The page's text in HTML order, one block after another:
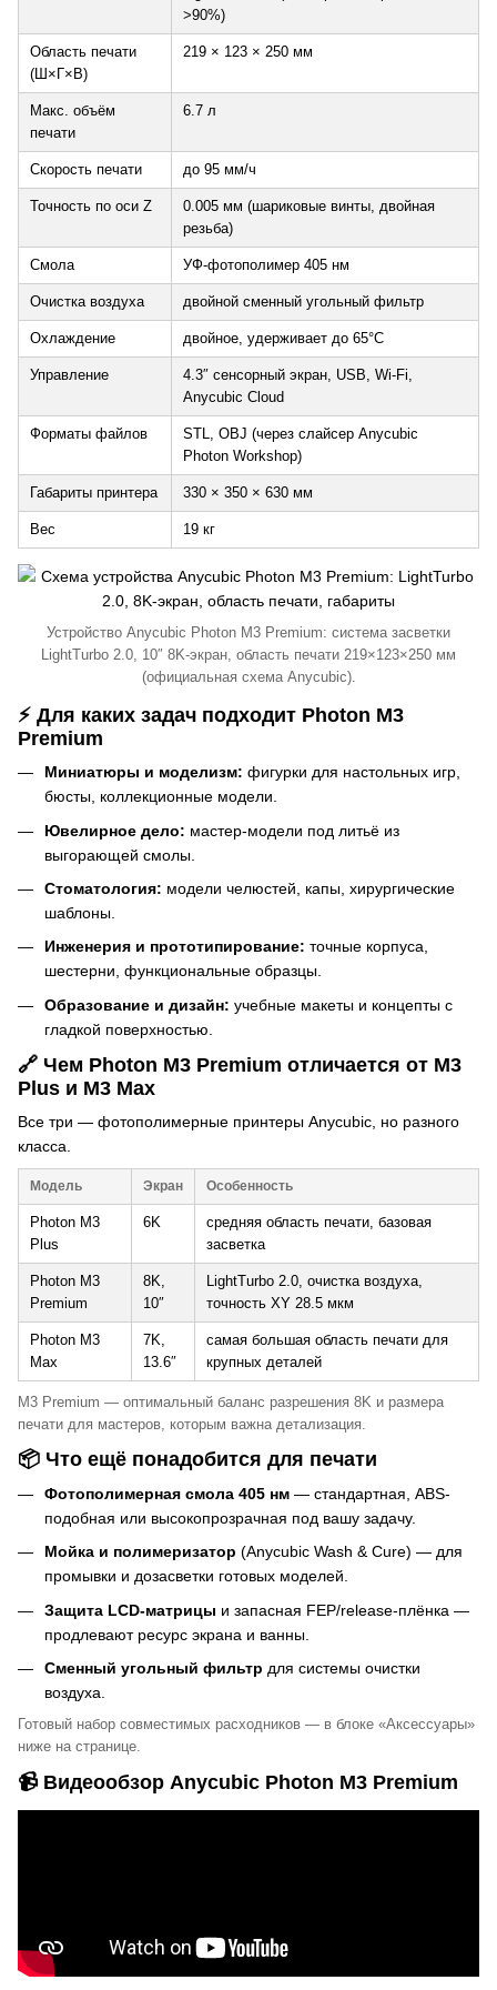
>90%)
Область печати
(Ш×Г×В)
219 × 123 × 250 мм
Макс. объём
печати
6.7 л
Скорость печати до 95 мм/ч
Точность по оси Z
0.005 мм (шариковые винты, двойная
резьба)
Смола УФ-фотополимер 405 нм
Очистка воздуха двойной сменный угольный фильтр
Охлаждение двойное, удерживает до 65°C
Управление
4.3″ сенсорный экран, USB, Wi-Fi,
Anycubic Cloud
Форматы файлов
STL, OBJ (через слайсер Anycubic
Photon Workshop)
Габариты принтера 330 × 350 × 630 мм
Вес 19 кг
Устройство Anycubic Photon M3 Premium: система засветки
LightTurbo 2.0, 10″ 8K-экран, область печати 219×123×250 мм
(официальная схема Anycubic).
⚡ Для каких задач подходит Photon M3
Premium
Миниатюры и моделизм: фигурки для настольных игр,
бюсты, коллекционные модели.
Ювелирное дело: мастер-модели под литьё из
выгорающей смолы.
Стоматология: модели челюстей, капы, хирургические
шаблоны.
Инженерия и прототипирование: точные корпуса,
шестерни, функциональные образцы.
Образование и дизайн: учебные макеты и концепты с
гладкой поверхностью.
🔗 Чем Photon M3 Premium отличается от M3
Plus и M3 Max
Все три — фотополимерные принтеры Anycubic, но разного
класса.
Модель Экран Особенность
Photon M3
Plus
6K
средняя область печати, базовая
засветка
Photon M3
Premium
8K,
10″
LightTurbo 2.0, очистка воздуха,
точность XY 28.5 мкм
Photon M3
Max
7K,
13.6″
самая большая область печати для
крупных деталей
M3 Premium — оптимальный баланс разрешения 8K и размера
печати для мастеров, которым важна детализация.
📦 Что ещё понадобится для печати
Фотополимерная смола 405 нм — стандартная, ABS-
подобная или высокопрозрачная под вашу задачу.
Мойка и полимеризатор (Anycubic Wash & Cure) — для
промывки и дозасветки готовых моделей.
Защита LCD-матрицы и запасная FEP/release-плёнка —
продлевают ресурс экрана и ванны.
Сменный угольный фильтр для системы очистки
воздуха.
Готовый набор совместимых расходников — в блоке «Аксессуары»
ниже на странице.
📹 Видеообзор Anycubic Photon M3 Premium